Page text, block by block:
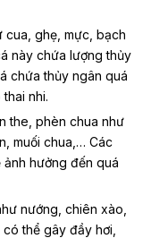
cua, ghẹ, mực, bạch
này chứa lượng thủy
chứa thủy ngân quá
nhi.
the, phèn chua như
muối chua,… Các
hưởng đến quá
nướng, chiên xào,
thể gây đầy hơi,